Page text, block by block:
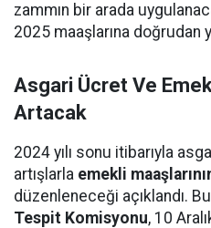
zammın bir arada
2025 maaşlarına doğrudan
Asgari Ücret Ve
Artacak
2024 yılı sonu itibarıyla
artışlarla emekli
düzenleneceği açıklandı.
Tespit Komisyonu, 10